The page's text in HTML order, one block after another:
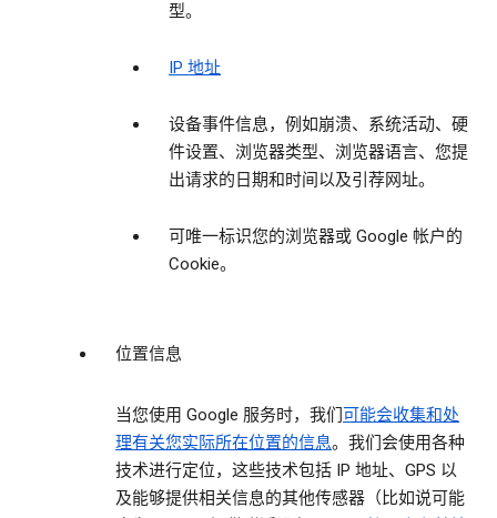
型。
IP 地址
设备事件信息，例如崩溃、系统活动、硬
件设置、浏览器类型、浏览器语言、您提
出请求的日期和时间以及引荐网址。
可唯一标识您的浏览器或 Google 帐户的
Cookie。
位置信息
当您使用 Google 服务时，我们可能会收集和处
理有关您实际所在位置的信息。我们会使用各种
技术进行定位，这些技术包括 IP 地址、GPS 以
及能够提供相关信息的其他传感器（比如说可能